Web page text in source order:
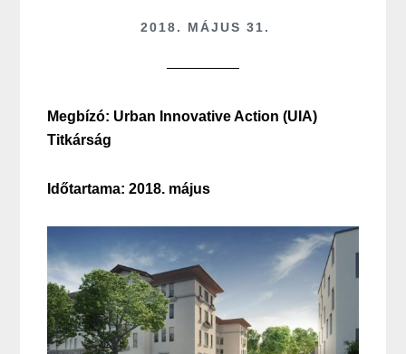
2018. MÁJUS 31.
Megbízó: Urban Innovative Action (UIA)
Titkárság
Időtartama: 2018. május